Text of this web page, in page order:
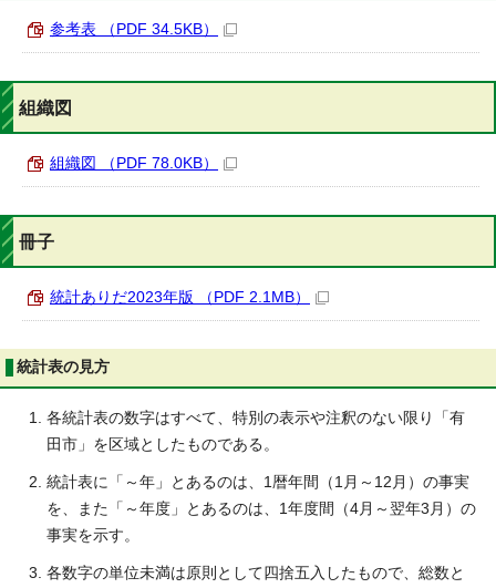
参考表 （PDF 34.5KB）
組織図
組織図 （PDF 78.0KB）
冊子
統計ありだ2023年版 （PDF 2.1MB）
統計表の見方
各統計表の数字はすべて、特別の表示や注釈のない限り「有
田市」を区域としたものである。
統計表に「～年」とあるのは、1暦年間（1月～12月）の事実
を、また「～年度」とあるのは、1年度間（4月～翌年3月）の
事実を示す。
各数字の単位未満は原則として四捨五入したもので、総数と